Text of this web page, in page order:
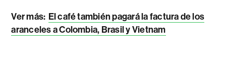
Ver más: El café también pagará la factura de los
aranceles a Colombia, Brasil y Vietnam